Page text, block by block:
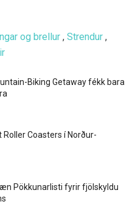
og brellur , Strendur ,
Biking Getaway fékk bara
Roller Coasters í Norður-
Pökkunarlisti fyrir fjölskyldu